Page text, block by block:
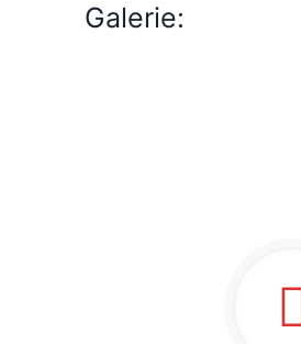
Galerie: